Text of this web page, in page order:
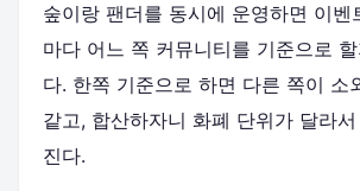
숲이랑 팬더를 동시에 운영하면 이벤
마다 어느 쪽 커뮤니티를 기준으로
다. 한쪽 기준으로 하면 다른 쪽이 소
같고, 합산하자니 화폐 단위가 달라
진다.